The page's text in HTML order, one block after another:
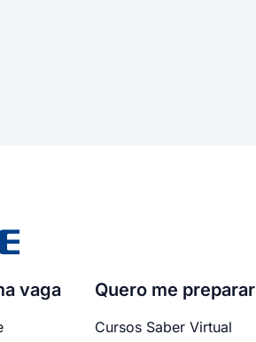
vaga Quero me preparar
Cursos Saber Virtual